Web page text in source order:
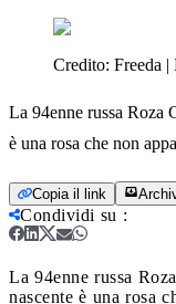
Credito: Freeda |
La 94enne russa Roza
è una rosa che non
Copia il link
Condividi su :
La 94enne russa
nascente è una rosa